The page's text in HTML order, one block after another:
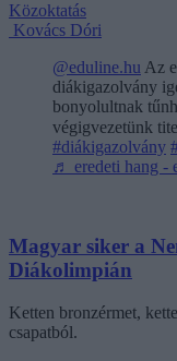
Közoktatás
Kovács Dóri
@eduline.hu Az
diákigazolvány
bonyolultnak
végigvezetünk
#diákigazolvány
♬ eredeti hang -
Magyar siker a
Diákolimpián
Ketten bronzérmet,
csapatból.